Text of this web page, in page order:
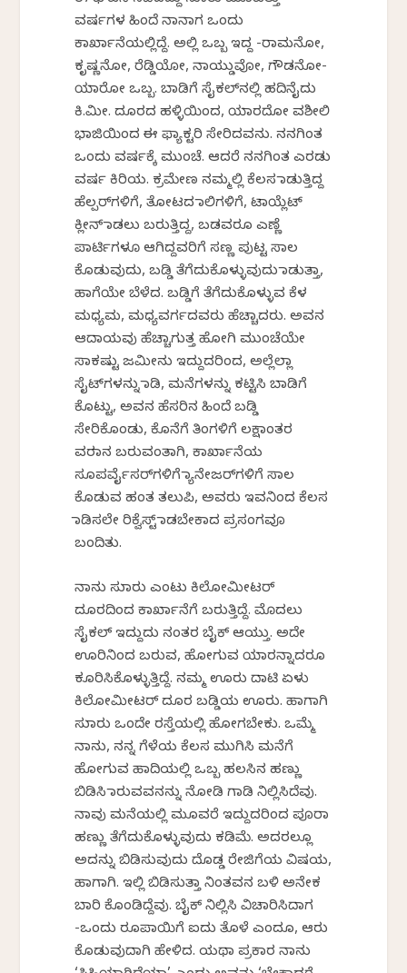
ವರ್ಷಗಳ ಹಿಂದೆ‌ ನಾನಾಗ ಒಂದು
ಕಾರ್ಖಾನೆಯಲ್ಲಿದ್ದೆ. ಅಲ್ಲಿ ಒಬ್ಬ ಇದ್ದ -ರಾಮನೋ,
ಕೃಷ್ಣನೋ, ರೆಡ್ಡಿಯೋ, ನಾಯ್ಡುವೋ, ಗೌಡನೋ-
ಯಾರೋ ಒಬ್ಬ. ಬಾಡಿಗೆ ಸೈಕಲ್‌ನಲ್ಲಿ ಹದಿನೈದು
ಕಿ.ಮೀ. ದೂರದ ಹಳ್ಳಿಯಿಂದ, ಯಾರದೋ ವಶೀಲಿ
ಭಾಜಿಯಿಂದ ಈ ಫ್ಯಾಕ್ಟರಿ ಸೇರಿದವನು. ನನಗಿಂತ
ಒಂದು ವರ್ಷಕ್ಕೆ ಮುಂಚೆ. ಆದರೆ ನನಗಿಂತ ಎರಡು
ವರ್ಷ ಕಿರಿಯ. ಕ್ರಮೇಣ ನಮ್ಮಲ್ಲಿ ಕೆಲಸ ಮಾಡುತ್ತಿದ್ದ
ಹೆಲ್ಪರ್‌ಗಳಿಗೆ, ತೋಟದ ಮಾಲಿಗಳಿಗೆ, ಟಾಯ್ಲೆಟ್
ಕ್ಲೀನ್ ಮಾಡಲು ಬರುತ್ತಿದ್ದ, ಬಡವರೂ ಎಣ್ಣೆ
ಪಾರ್ಟಿಗಳೂ ಆಗಿದ್ದವರಿಗೆ ಸಣ್ಣ ಪುಟ್ಟ ಸಾಲ
ಕೊಡುವುದು, ಬಡ್ಡಿ ತೆಗೆದುಕೊಳ್ಳುವುದು ಮಾಡುತ್ತಾ,
ಹಾಗೆಯೇ ಬೆಳೆದ. ಬಡ್ಡಿಗೆ ತೆಗೆದುಕೊಳ್ಳುವ ಕೆಳ
ಮಧ್ಯಮ, ಮಧ್ಯವರ್ಗದವರು ಹೆಚ್ಚಾದರು. ಅವನ
ಆದಾಯವು ಹೆಚ್ಚಾಗುತ್ತ ಹೋಗಿ ಮುಂಚೆಯೇ
ಸಾಕಷ್ಟು ಜಮೀನು ಇದ್ದುದರಿಂದ, ಅಲ್ಲೆಲ್ಲಾ
ಸೈಟ್‌ಗಳನ್ನು ಮಾಡಿ, ಮನೆಗಳನ್ನು ಕಟ್ಟಿಸಿ ಬಾಡಿಗೆ
ಕೊಟ್ಟು, ಅವನ ಹೆಸರಿನ ಹಿಂದೆ ಬಡ್ಡಿ
ಸೇರಿಕೊಂಡು, ಕೊನೆಗೆ ತಿಂಗಳಿಗೆ ಲಕ್ಷಾಂತರ
ವರಮಾನ ಬರುವಂತಾಗಿ, ಕಾರ್ಖಾನೆಯ
ಸೂಪರ್ವೈಸರ್‌ಗಳಿಗೆ ಮ್ಯಾನೇಜರ್‌ಗಳಿಗೆ ಸಾಲ
ಕೊಡುವ ಹಂತ ತಲುಪಿ, ಅವರು ಇವನಿಂದ ಕೆಲಸ
ಮಾಡಿಸಲೇ ರಿಕ್ವೆಸ್ಟ್ ಮಾಡಬೇಕಾದ ಪ್ರಸಂಗವೂ
ಬಂದಿತು.
ನಾನು ಸುಮಾರು ಎಂಟು ಕಿಲೋಮೀಟರ್
ದೂರದಿಂದ ಕಾರ್ಖಾನೆಗೆ ಬರುತ್ತಿದ್ದೆ. ಮೊದಲು
ಸೈಕಲ್ ಇದ್ದುದು ನಂತರ ಬೈಕ್ ಆಯ್ತು‌. ಅದೇ
ಊರಿನಿಂದ ಬರುವ, ಹೋಗುವ ಯಾರನ್ನಾದರೂ
ಕೂರಿಸಿಕೊಳ್ಳುತ್ತಿದ್ದೆ. ನಮ್ಮ ಊರು ದಾಟಿ ಏಳು
ಕಿಲೋಮೀಟರ್ ದೂರ ಬಡ್ಡಿಯ ಊರು. ಹಾಗಾಗಿ
ಸುಮಾರು ಒಂದೇ ರಸ್ತೆಯಲ್ಲಿ ಹೋಗಬೇಕು‌. ಒಮ್ಮೆ
ನಾನು, ನನ್ನ ಗೆಳೆಯ ಕೆಲಸ ಮುಗಿಸಿ ಮನೆಗೆ
ಹೋಗುವ ಹಾದಿಯಲ್ಲಿ ಒಬ್ಬ ಹಲಸಿನ ಹಣ್ಣು
ಬಿಡಿಸಿ ಮಾರುವವನನ್ನು ನೋಡಿ ಗಾಡಿ ನಿಲ್ಲಿಸಿದೆವು.
ನಾವು ಮನೆಯಲ್ಲಿ ಮೂವರೆ ಇದ್ದುದರಿಂದ ಪೂರಾ
ಹಣ್ಣು ತೆಗೆದುಕೊಳ್ಳುವುದು ಕಡಿಮೆ. ಅದರಲ್ಲೂ
ಅದನ್ನು ಬಿಡಿಸುವುದು ದೊಡ್ಡ ರೇಜಿಗೆಯ ವಿಷಯ,
ಹಾಗಾಗಿ. ಇಲ್ಲಿ ಬಿಡಿಸುತ್ತಾ ನಿಂತವನ ಬಳಿ ಅನೇಕ
ಬಾರಿ ಕೊಂಡಿದ್ದೆವು. ಬೈಕ್ ನಿಲ್ಲಿಸಿ ವಿಚಾರಿಸಿದಾಗ
-ಒಂದು ರೂಪಾಯಿಗೆ ಐದು ತೊಳೆ ಎಂದೂ, ಆರು
ಕೊಡುವುದಾಗಿ ಹೇಳಿದ. ಯಥಾ ಪ್ರಕಾರ ನಾನು